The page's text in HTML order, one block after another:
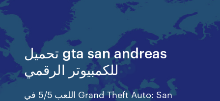
تحميل gta san andreas
للكمبيوتر الرقمي
اللعب 5/5 في Grand Theft Auto: San